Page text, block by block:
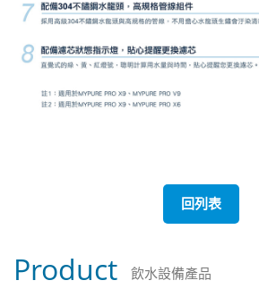
回列表
Product 飲水設備產品